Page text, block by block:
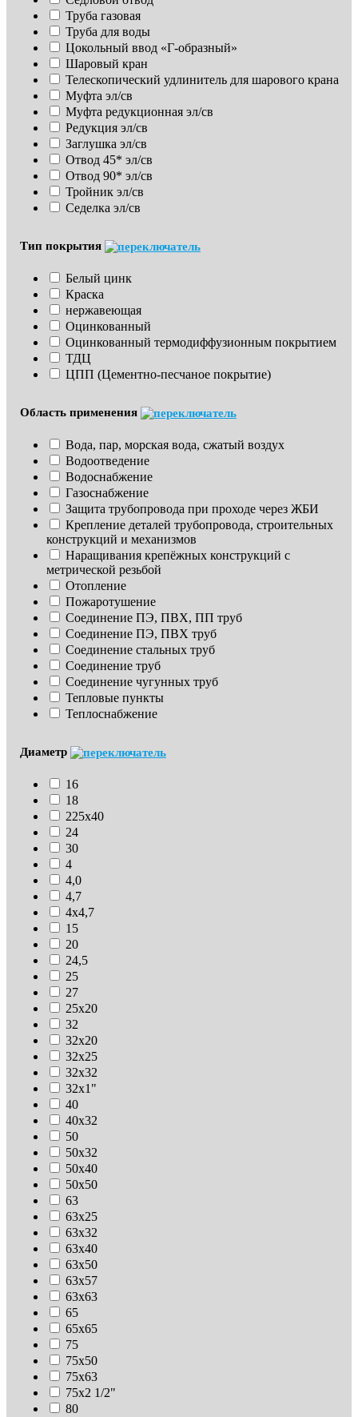
Труба газовая
Труба для воды
Цокольный ввод «Г-образный»
Шаровый кран
Телескопический удлинитель для шарового крана
Муфта эл/св
Муфта редукционная эл/св
Редукция эл/св
Заглушка эл/св
Отвод 45* эл/св
Отвод 90* эл/св
Тройник эл/св
Седелка эл/св
Тип покрытия
Белый цинк
Краска
нержавеющая
Оцинкованный
Оцинкованный термодиффузионным покрытием
ТДЦ
ЦПП (Цементно-песчаное покрытие)
Область применения
Вода, пар, морская вода, сжатый воздух
Водоотведение
Водоснабжение
Газоснабжение
Защита трубопровода при проходе через ЖБИ
Крепление деталей трубопровода, строительных
конструкций и механизмов
Наращивания крепёжных конструкций с
метрической резьбой
Отопление
Пожаротушение
Соединение ПЭ, ПВХ, ПП труб
Соединение ПЭ, ПВХ труб
Соединение стальных труб
Соединение труб
Соединение чугунных труб
Тепловые пункты
Теплоснабжение
Диаметр
16
18
225х40
24
30
4
4,0
4,7
4х4,7
15
20
24,5
25
27
25х20
32
32х20
32х25
32х32
32х1"
40
40х32
50
50х32
50х40
50х50
63
63х25
63х32
63х40
63х50
63х57
63х63
65
65х65
75
75х50
75х63
75х2 1/2"
80